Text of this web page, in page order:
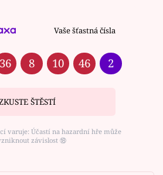
Vaše šťastná čísla
36 8 10 46 2
ŠTĚSTÍ
varuje: Účastí na hazardní hře může
závislost ⑱